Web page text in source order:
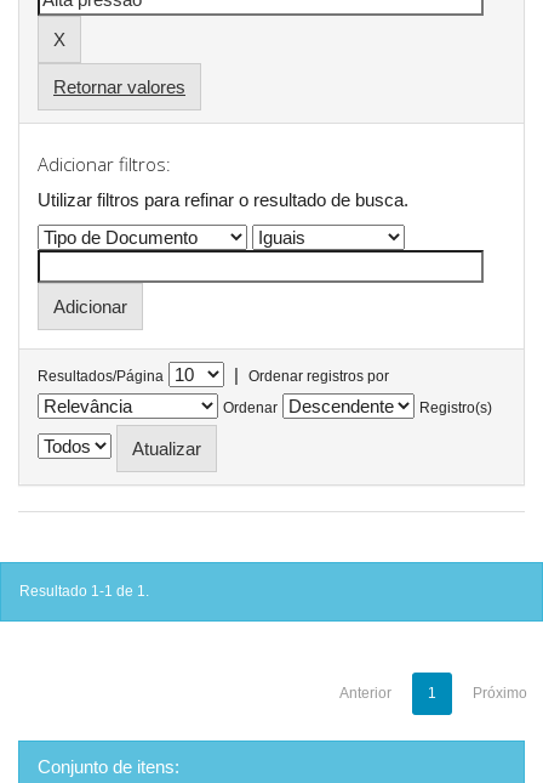
Retornar valores
Adicionar filtros:
Utilizar filtros para refinar o resultado de busca.
Resultados/Página |
Ordenar registros por
Ordenar
Registro(s)
Resultado 1-1 de 1.
Anterior 1 Próximo
Conjunto de itens: